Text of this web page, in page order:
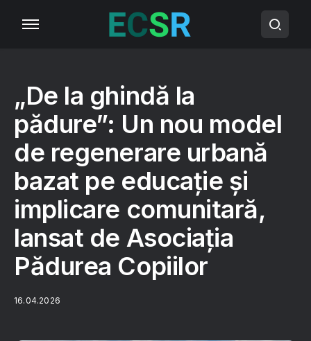
„De la ghindă la
pădure”: Un nou model
de regenerare urbană
bazat pe educație și
implicare comunitară,
lansat de Asociația
Pădurea Copiilor
16.04.2026